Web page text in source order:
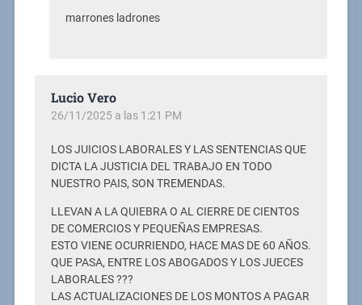
marrones ladrones
Lucio Vero
26/11/2025 a las 1:21 PM
LOS JUICIOS LABORALES Y LAS SENTENCIAS QUE
DICTA LA JUSTICIA DEL TRABAJO EN TODO
NUESTRO PAIS, SON TREMENDAS.
LLEVAN A LA QUIEBRA O AL CIERRE DE CIENTOS
DE COMERCIOS Y PEQUEÑAS EMPRESAS.
ESTO VIENE OCURRIENDO, HACE MAS DE 60 AÑOS.
QUE PASA, ENTRE LOS ABOGADOS Y LOS JUECES
LABORALES ???
LAS ACTUALIZACIONES DE LOS MONTOS A PAGAR